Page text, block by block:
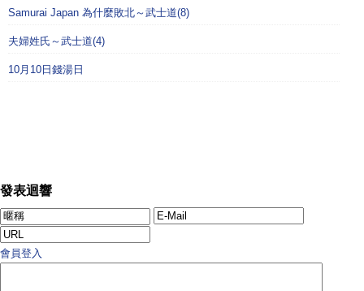
Samurai Japan 為什麼敗北～武士道(8)
夫婦姓氏～武士道(4)
10月10日錢湯日
發表迴響
會員登入